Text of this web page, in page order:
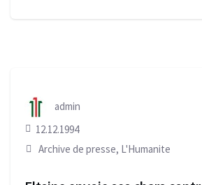
admin
12.12.1994
Archive de presse, L'Humanite